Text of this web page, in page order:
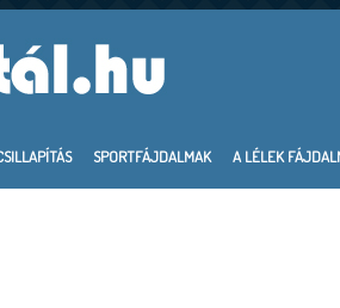
SPORTFÁJDALMAK A LÉLEK